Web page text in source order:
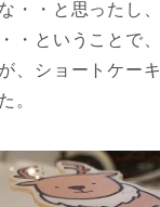
・・と思ったし
・ということで
、ショートケー
。